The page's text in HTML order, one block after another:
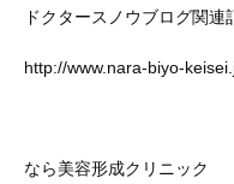
ドクタースノウブログ関連
http://www.nara-biyo-
なら美容形成クリニック